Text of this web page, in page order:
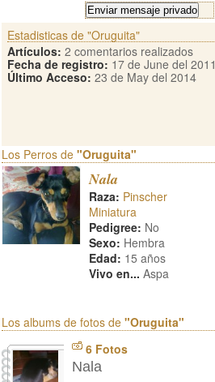
Estadisticas de "Oruguita"
Artículos: 2 comentarios realizados
Fecha de registro: 17 de June del 2011
Último Acceso: 23 de May del 2014
Los Perros de "Oruguita"
Nala
Raza: Pinscher
Miniatura
Pedigree: No
Sexo: Hembra
Edad: 15 años
Vivo en... Aspa
Los albums de fotos de "Oruguita"
6 Fotos
Nala